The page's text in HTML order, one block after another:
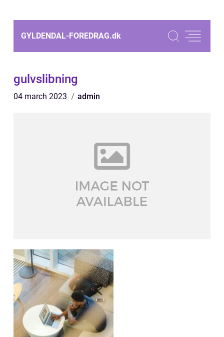
GYLDENDAL-FOREDRAG.dk
gulvslibning
04 march 2023 admin